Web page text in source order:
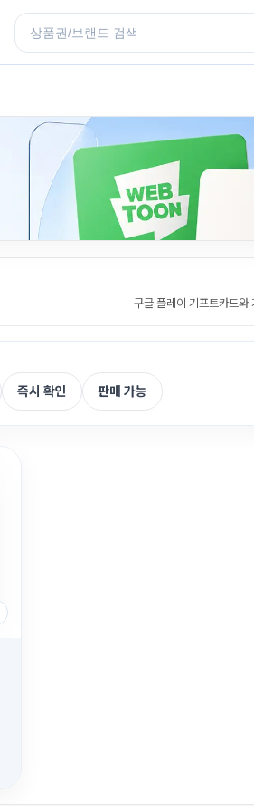
즉시 확인 판매 가능